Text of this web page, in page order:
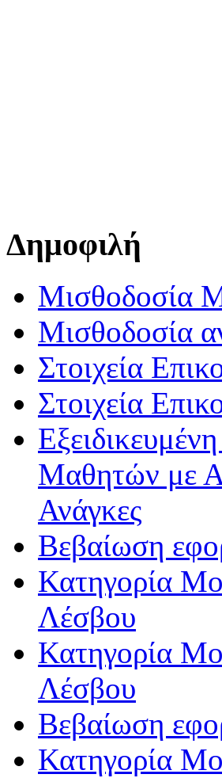
Δημοφιλή
Μισθοδοσία
Μισθοδοσία
Στοιχεία
Στοιχεία
Μαθητών με
Ανάγκες
Βεβαίωση
Κατηγορία
Λέσβου
Κατηγορία
Λέσβου
Βεβαίωση
Κατηγορία